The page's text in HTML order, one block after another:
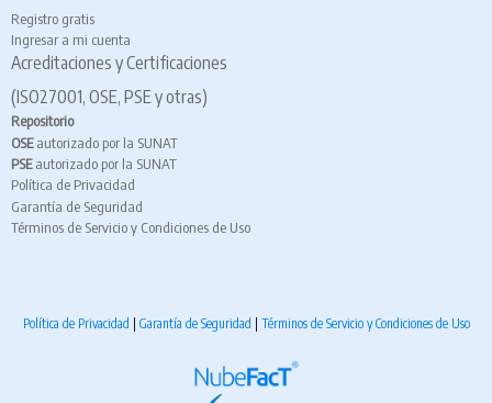
Registro gratis
Ingresar a mi cuenta
Acreditaciones y Certificaciones
(ISO27001, OSE, PSE y otras)
Repositorio
OSEautorizado por la SUNAT
PSEautorizado por la SUNAT
Política de Privacidad
Garantía de Seguridad
Términos de Servicio y Condiciones de Uso
Política de Privacidad Garantía de Seguridad Términos de Servicio y Condiciones de Uso